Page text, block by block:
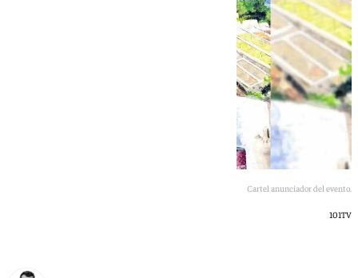
Cartel anunciador del evento.
101TV